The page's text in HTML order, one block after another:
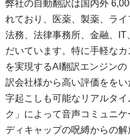
弊社の自動翻訳は国内外
れており、医薬、製薬、ライ
法務、法律事務所、金融、
だいています。特に手軽な
を実現するAI翻訳エンジン
訳会社様から高い評価をを
字起こしも可能なリアルタ
ク」によって音声コミュニ
ディキャップの呪縛からの解